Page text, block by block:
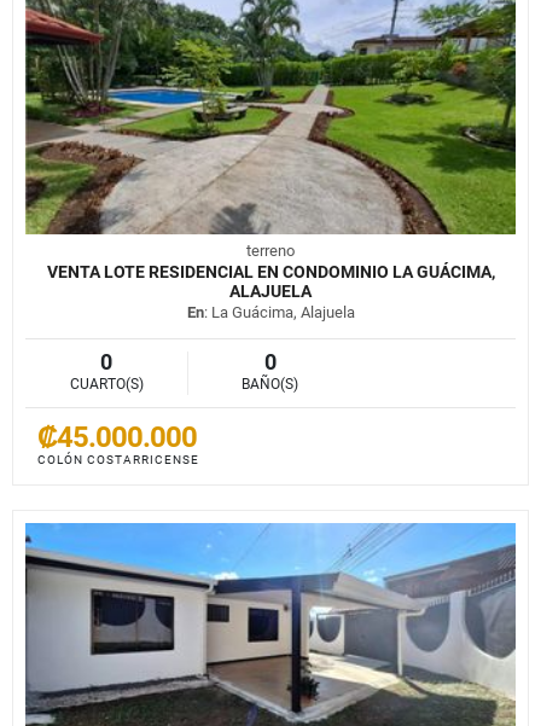
terreno
VENTA LOTE RESIDENCIAL EN CONDOMINIO LA GUÁCIMA,
ALAJUELA
En: La Guácima, Alajuela
0
CUARTO(S)
0
BAÑO(S)
₡45.000.000
COLÓN COSTARRICENSE